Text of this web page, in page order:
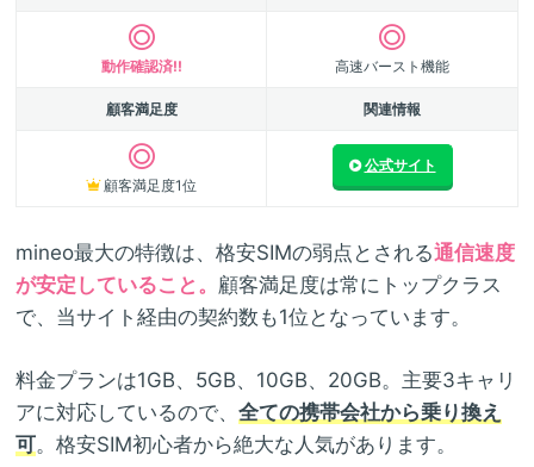
動作確認済!! 高速バースト機能
顧客満足度 関連情報
顧客満足度1位
公式サイト
mineo最大の特徴は、格安SIMの弱点とされる通信速度
が安定していること。 顧客満足度は常にトップクラス
で、当サイト経由の契約数も1位となっています。
料金プランは1GB、5GB、10GB、20GB。主要3キャリ
アに対応しているので、 全ての携帯会社から乗り換え
可。格安SIM初心者から絶大な人気があります。